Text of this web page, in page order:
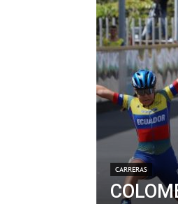
CARRERAS